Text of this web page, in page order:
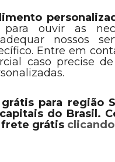
para ouvir as
nossos
Entre em
caso precise
para região
do Brasil.
grátis